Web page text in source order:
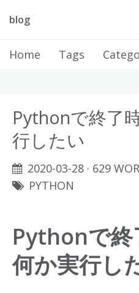
blog
Home Tags
Pythonで終了
行したい
2020-03-28 · 629
PYTHON
Pythonで終
何か実行し